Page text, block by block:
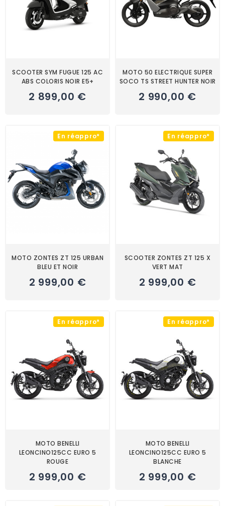
SCOOTER SYM FUGUE 125 AC
ABS COLORIS NOIR E5+
2 899,00 €
MOTO 50 ELECTRIQUE SUPER
SOCO TS STREET HUNTER NOIR
2 990,00 €
En réappro*
MOTO ZONTES ZT 125 URBAN
BLEU ET NOIR
2 999,00 €
En réappro*
SCOOTER ZONTES ZT 125 X
VERT MAT
2 999,00 €
En réappro*
MOTO BENELLI
LEONCINO125CC EURO 5
ROUGE
2 999,00 €
En réappro*
MOTO BENELLI
LEONCINO125CC EURO 5
BLANCHE
2 999,00 €